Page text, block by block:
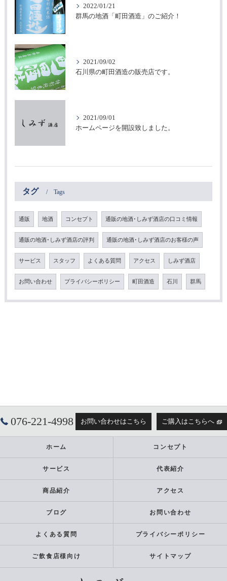
2022/01/21
群馬の地酒「町田酒造」のご紹介！
2021/09/02
石川県の町田酒造の販売店です。
2021/09/01
ホームページを開設致しました。
タグ Tags
通販 地酒 コンセプト 通販の地酒･しみず酒店の口コミ情報
通販の地酒･しみず酒店の評判 通販の地酒･しみず酒店のお客様の声
サービス スタッフ よくある質問 アクセス しみず酒店
お問い合わせ プライバシーポリシー 町田酒造 石川 群馬
076-221-4998 お問い合わせはこちら ご購入はこちらへ
ホーム コンセプト
サービス 代表紹介
商品紹介 アクセス
ブログ お問い合わせ
よくある質問 プライバシーポリシー
ご飲食店様向け サイトマップ